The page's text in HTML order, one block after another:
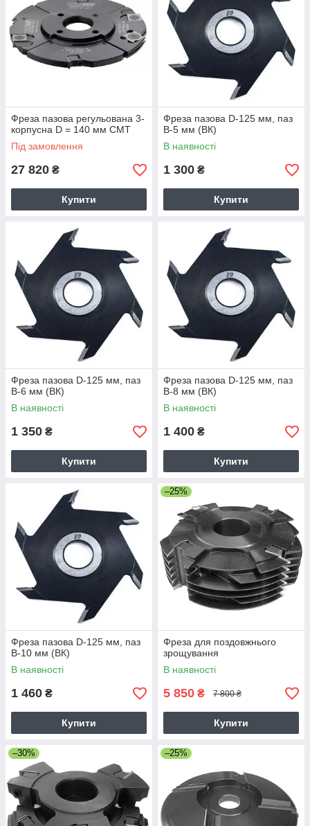
Фреза пазова регульована 3-
корпусна D = 140 мм СМТ
Під замовлення
27 820 ₴
Купити
Фреза пазова D-125 мм, паз
В-5 мм (ВК)
В наявності
1 300 ₴
Купити
Фреза пазова D-125 мм, паз
В-6 мм (ВК)
В наявності
1 350 ₴
Купити
Фреза пазова D-125 мм, паз
В-8 мм (ВК)
В наявності
1 400 ₴
Купити
Фреза пазова D-125 мм, паз
В-10 мм (ВК)
В наявності
1 460 ₴
Купити
–25%
Фреза для поздовжнього
зрощування
В наявності
5 850 ₴ 7 800 ₴
Купити
–30% –25%